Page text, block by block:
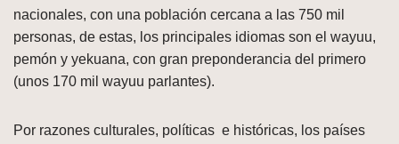
nacionales, con una población cercana a las 750 mil
personas, de estas, los principales idiomas son el wayuu,
pemón y yekuana, con gran preponderancia del primero
(unos 170 mil wayuu parlantes).
Por razones culturales, políticas e históricas, los países